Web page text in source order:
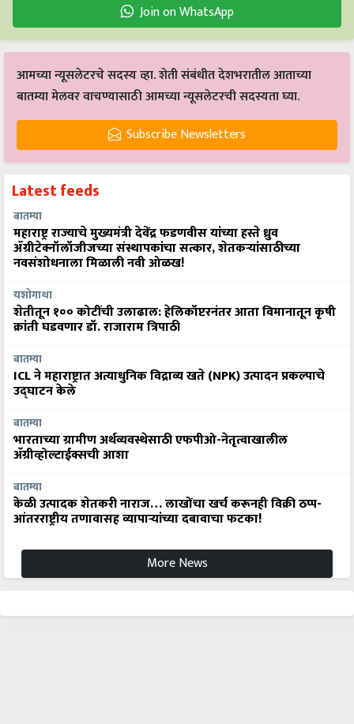
Join on WhatsApp
आमच्या न्यूसलेटरचे सदस्य व्हा. शेती संबंधीत देशभरातील आताच्या
बातम्या मेलवर वाचण्यासाठी आमच्या न्यूसलेटरची सदस्यता घ्या.
Subscribe Newsletters
Latest feeds
बातम्या
महाराष्ट्र राज्याचे मुख्यमंत्री देवेंद्र फडणवीस यांच्या हस्ते ध्रुव
ॲग्रीटेक्नॉलॉजीजच्या संस्थापकांचा सत्कार, शेतकऱ्यांसाठीच्या
नवसंशोधनाला मिळाली नवी ओळख!
यशोगाथा
शेतीतून १०० कोटींची उलाढाल: हेलिकॉप्टरनंतर आता विमानातून कृषी
क्रांती घडवणार डॉ. राजाराम त्रिपाठी
बातम्या
ICL ने महाराष्ट्रात अत्याधुनिक विद्राव्य खते (NPK) उत्पादन प्रकल्पाचे
उद्घाटन केले
बातम्या
भारताच्या ग्रामीण अर्थव्यवस्थेसाठी एफपीओ-नेतृत्वाखालील
अ‍ॅग्रीव्होल्टाईक्सची आशा
बातम्या
केळी उत्पादक शेतकरी नाराज… लाखोंचा खर्च करूनही विक्री ठप्प-
आंतरराष्ट्रीय तणावासह व्यापाऱ्यांच्या दबावाचा फटका!
More News